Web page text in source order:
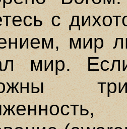
с
мир
мир.